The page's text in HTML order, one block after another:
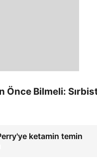
Önce Bilmeli:
ketamin temin